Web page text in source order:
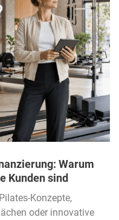
Warum
Kunden sind
Konzepte,
oder innovative